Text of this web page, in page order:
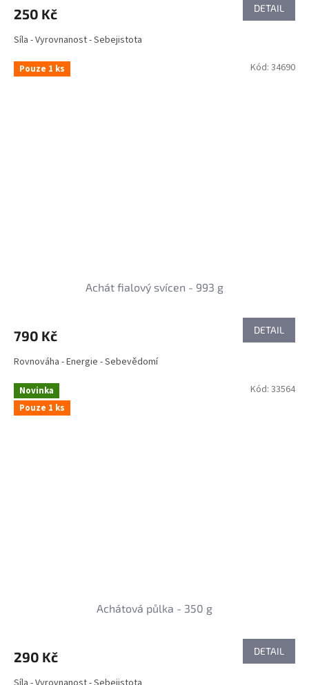
250 Kč DETAIL
Síla - Vyrovnanost - Sebejistota
Pouze 1 ks
Achát fialový svícen - 993 g
790 Kč DETAIL
Rovnováha - Energie - Sebevědomí
Kód: 34690
Novinka
Pouze 1 ks
Achátová půlka - 350 g
290 Kč DETAIL
Kód: 33564